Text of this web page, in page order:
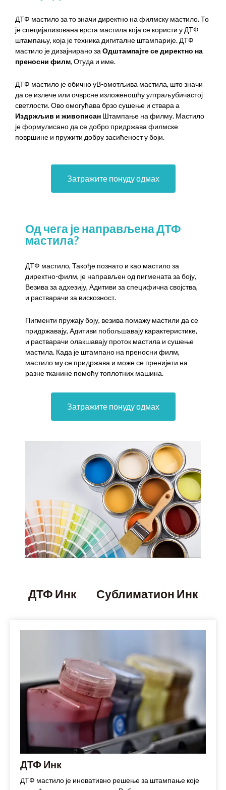
ДТФ мастило за то значи директно на филмску мастило. То
је специјализована врста мастила која се користи у ДТФ
штампању, која је техника дигиталне штампарије. ДТФ
мастило је дизајнирано за Одштампајте се директно на
преносни филм, Отуда и име.
ДТФ мастило је обично уВ-омотљива мастила, што значи
да се излече или очврсне изложеношћу ултраљубичастој
светлости. Ово омогућава брзо сушење и ствара а
Издржљив и живописан Штампање на филму. Мастило
је формулисано да се добро придржава филмске
површине и пружити добру засићеност у боји.
Затражите понуду одмах
Од чега је направљена ДТФ
мастила?
ДТФ мастило, Такође познато и као мастило за
директно-филм, је направљен од пигмената за боју,
Везива за адхезију, Адитиви за специфична својства,
и растварачи за вискозност.
Пигменти пружају боју, везива помажу мастили да се
придржавају, Адитиви побољшавају карактеристике,
и растварачи олакшавају проток мастила и сушење
мастила. Када је штампано на преносни филм,
мастило му се придржава и може се пренијети на
разне тканине помоћу топлотних машина.
Затражите понуду одмах
ДТФ Инк Сублиматион Инк
ДТФ Инк
ДТФ мастило је иновативно решење за штампање које